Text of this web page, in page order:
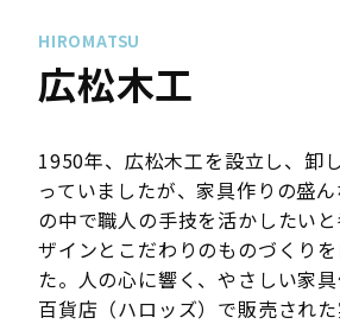
HIROMATSU
広松木工
1950年、広松木工を設立し、卸
っていましたが、家具作りの盛
の中で職人の手技を活かしたい
ザインとこだわりのものづくり
た。人の心に響く、やさしい家
百貨店（ハロッズ）で販売された